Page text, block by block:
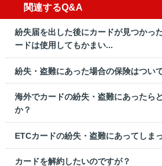
関連するQ&A
紛失届を出した後にカードが見つかっ
ードは使用してもかまい...
紛失・盗難にあった場合の保険はつい
海外でカードの紛失・盗難にあったら
か？
ETCカードの紛失・盗難にあってしま
カードを解約したいのですが？